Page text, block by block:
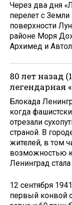
Через два дня
перелет с Земли
поверхности
районе Моря
Архимед и
80 лет назад
легендарная
Блокада
когда
отрезали
страной. В
жителей, в том
возможностью
Ленинград
12 сентября
первый конвой